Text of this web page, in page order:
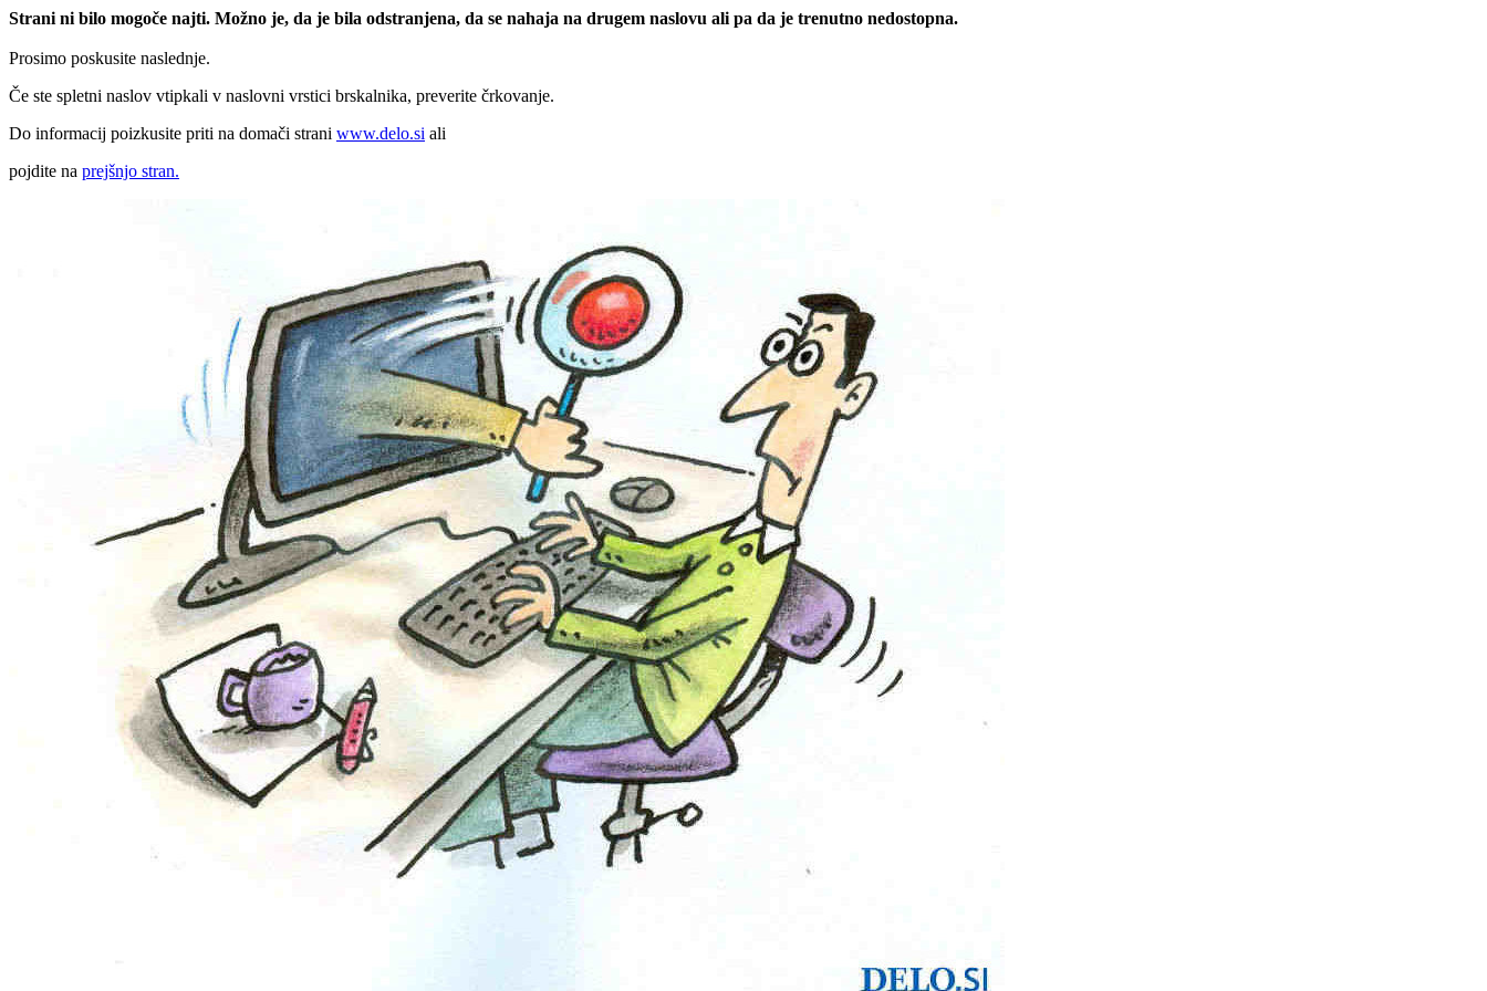
Strani ni bilo mogoče najti. Možno je, da je bila odstranjena, da se nahaja na drugem naslovu ali pa da je trenutno nedostopna.
Prosimo poskusite naslednje.
Če ste spletni naslov vtipkali v naslovni vrstici brskalnika, preverite črkovanje.
Do informacij poizkusite priti na domači strani www.delo.si ali
pojdite na prejšnjo stran.